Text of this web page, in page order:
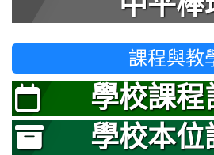
課程與教
學校課程
學校本位